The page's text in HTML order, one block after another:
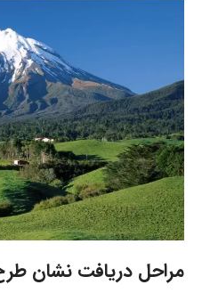
مراحل دریافت نشان